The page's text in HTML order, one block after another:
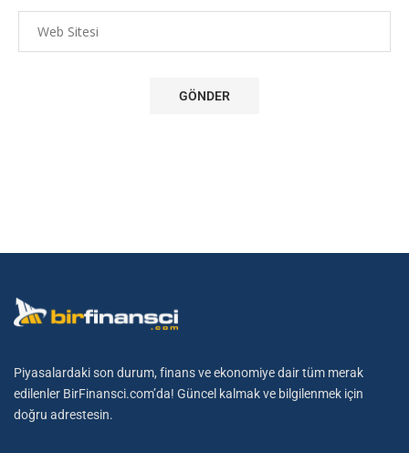
Piyasalardaki son durum, finans ve ekonomiye dair tüm merak
edilenler BirFinansci.com’da! Güncel kalmak ve bilgilenmek için
doğru adrestesin.